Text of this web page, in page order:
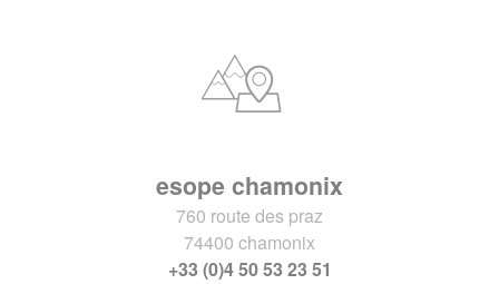
esope chamonix
760 route des praz
74400 chamonix
+33 (0)4 50 53 23 51